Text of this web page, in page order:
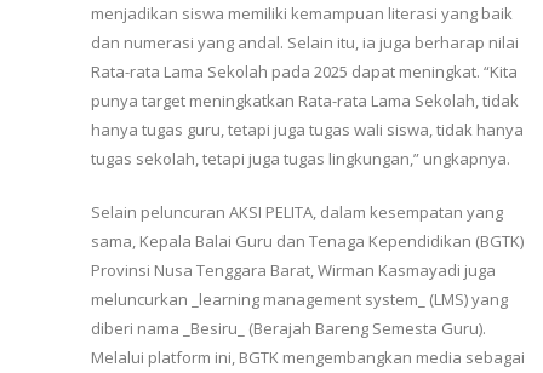
menjadikan siswa memiliki kemampuan literasi yang baik
dan numerasi yang andal. Selain itu, ia juga berharap nilai
Rata-rata Lama Sekolah pada 2025 dapat meningkat. “Kita
punya target meningkatkan Rata-rata Lama Sekolah, tidak
hanya tugas guru, tetapi juga tugas wali siswa, tidak hanya
tugas sekolah, tetapi juga tugas lingkungan,” ungkapnya.
Selain peluncuran AKSI PELITA, dalam kesempatan yang
sama, Kepala Balai Guru dan Tenaga Kependidikan (BGTK)
Provinsi Nusa Tenggara Barat, Wirman Kasmayadi juga
meluncurkan _learning management system_ (LMS) yang
diberi nama _Besiru_ (Berajah Bareng Semesta Guru).
Melalui platform ini, BGTK mengembangkan media sebagai